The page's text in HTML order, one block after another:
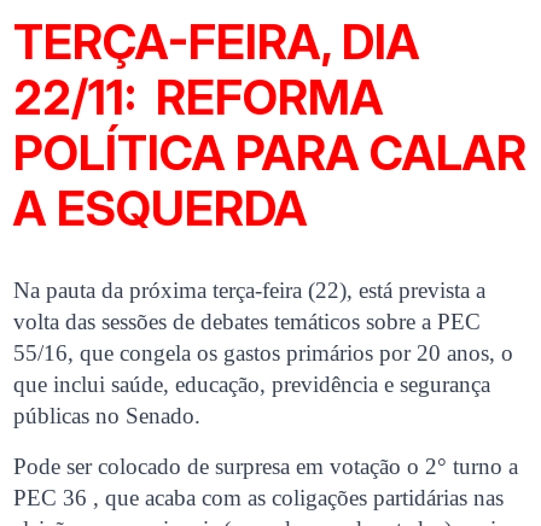
TERÇA-FEIRA, DIA
22/11: REFORMA
POLÍTICA PARA CALAR
A ESQUERDA
Na pauta da próxima terça-feira (22), está prevista a
volta das sessões de debates temáticos sobre a PEC
55/16, que congela os gastos primários por 20 anos, o
que inclui saúde, educação, previdência e segurança
públicas no Senado.
Pode ser colocado de surpresa em votação o 2° turno a
PEC 36 , que acaba com as coligações partidárias nas